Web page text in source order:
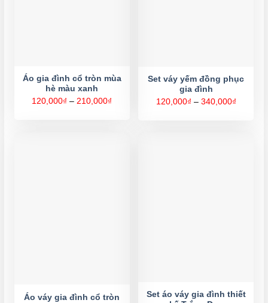
Áo gia đình cổ tròn mùa
hè màu xanh
120,000₫ – 210,000₫
Set váy yếm đồng phục
gia đình
120,000₫ – 340,000₫Khoảng
Áo váy gia đình cổ tròn
Set áo váy gia đình thiết